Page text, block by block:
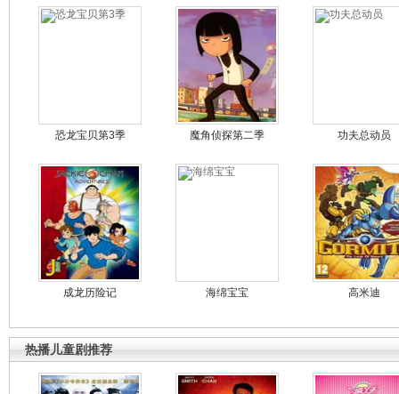
恐龙宝贝第3季 魔角侦探第二季 功夫总动员
成龙历险记 海绵宝宝 高米迪
热播儿童剧推荐